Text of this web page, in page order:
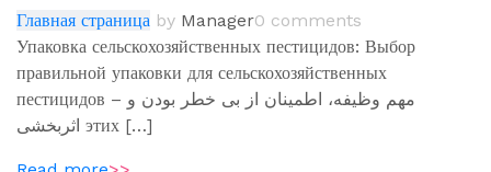
Главная страница by Manager0 comments
Упаковка сельскохозяйственных пестицидов: Выбор
правильной упаковки для сельскохозяйственных
пестицидов – مهم وظیفه، اطمینان از بی خطر بودن و
اثربخشی этих […]